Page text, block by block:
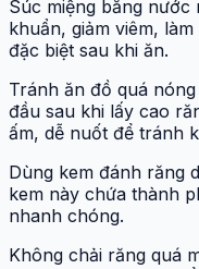
Dấu hiệu nhận
Khám phá thêm:
hưởng tới sức khỏe